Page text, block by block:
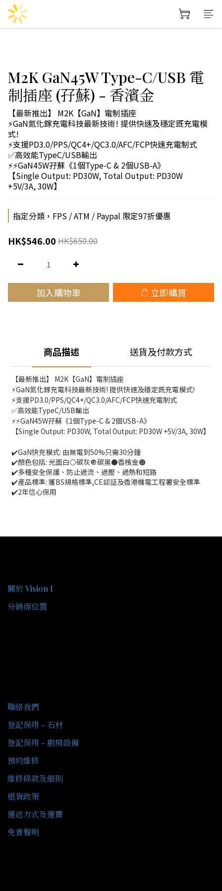
M2K GaN45W Type-C/USB 電
制插座 (孖蘇) - 香濱金
【最新推出】 M2K【GaN】電制插座
⚡GaN氮化鎵充電科技最新技術! 提供快速及穩定既充電模
式!
⚡支援PD3.0/PPS/QC4+/QC3.0/AFC/FCP快速充電制式
✅高效能TypeC/USB輸出
⚡⚡GaN45W孖蘇《1個Type-C & 2個USB-A》
【Single Output: PD30W, Total Output: PD30W
+5V/3A, 30W】
指定分類，FPS / ATM / Paypal 限定97折優惠
HK$546.00 HK$650.00
加入購物車 立即購買
商品描述 送貨及付款方式
【最新推出】 M2K【GaN】電制插座
⚡GaN氮化鎵充電科技最新技術! 提供快速及穩定既充電模式!
⚡支援PD3.0/PPS/QC4+/QC3.0/AFC/FCP快速充電制式
✅高效能TypeC/USB輸出
⚡⚡GaN45W孖蘇《1個Type-C & 2個USB-A》
【Single Output: PD30W, Total Output: PD30W +5V/3A, 30W】
✔️GaN快充模式: 由無電到50%只需30分鐘
✔️顏色包括: 光面白⚪碳灰🔘碳黑⚫香檳金🟠
✔️多種安全保護、防止過流、過壓、過熱和短路
✔️產品標準: 獲BS規格標準,CE認証及香港機電工程署安全標準
✔️2年信心保用
關於 Vision I
分銷商位置
聯絡我們
登記保用 - 石材
登記保用 - 廚房設備
預約維修
維修條款及細則
退貨政策
運送方式及運費
免責聲明